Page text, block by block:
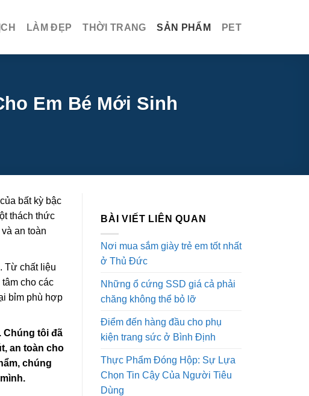
LÀM ĐẸP THỜI TRANG SẢN PHẨM PET
Em Bé Mới Sinh
bất kỳ bậc
thách thức
an toàn
Từ chất liệu
cho các
bỉm phù hợp
Chúng tôi đã
an toàn cho
chúng
BÀI VIẾT LIÊN QUAN
Nơi mua sắm giày trẻ em tốt nhất
ở Thủ Đức
Những ổ cứng SSD giá cả phải
chăng không thể bỏ lỡ
Điểm đến hàng đầu cho phụ
kiện trang sức ở Bình Định
Thực Phẩm Đóng Hộp: Sự Lựa
Chọn Tin Cậy Của Người Tiêu
Dùng